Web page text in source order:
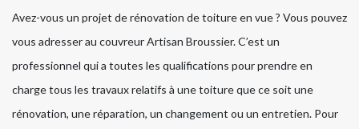
Avez-vous un projet de rénovation de toiture en vue ? Vous pouvez
vous adresser au couvreur Artisan Broussier. C’est un
professionnel qui a toutes les qualifications pour prendre en
charge tous les travaux relatifs à une toiture que ce soit une
rénovation, une réparation, un changement ou un entretien. Pour